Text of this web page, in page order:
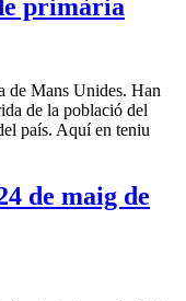
primària
de Mans Unides. Han
de la població del
país. Aquí en teniu
de maig de